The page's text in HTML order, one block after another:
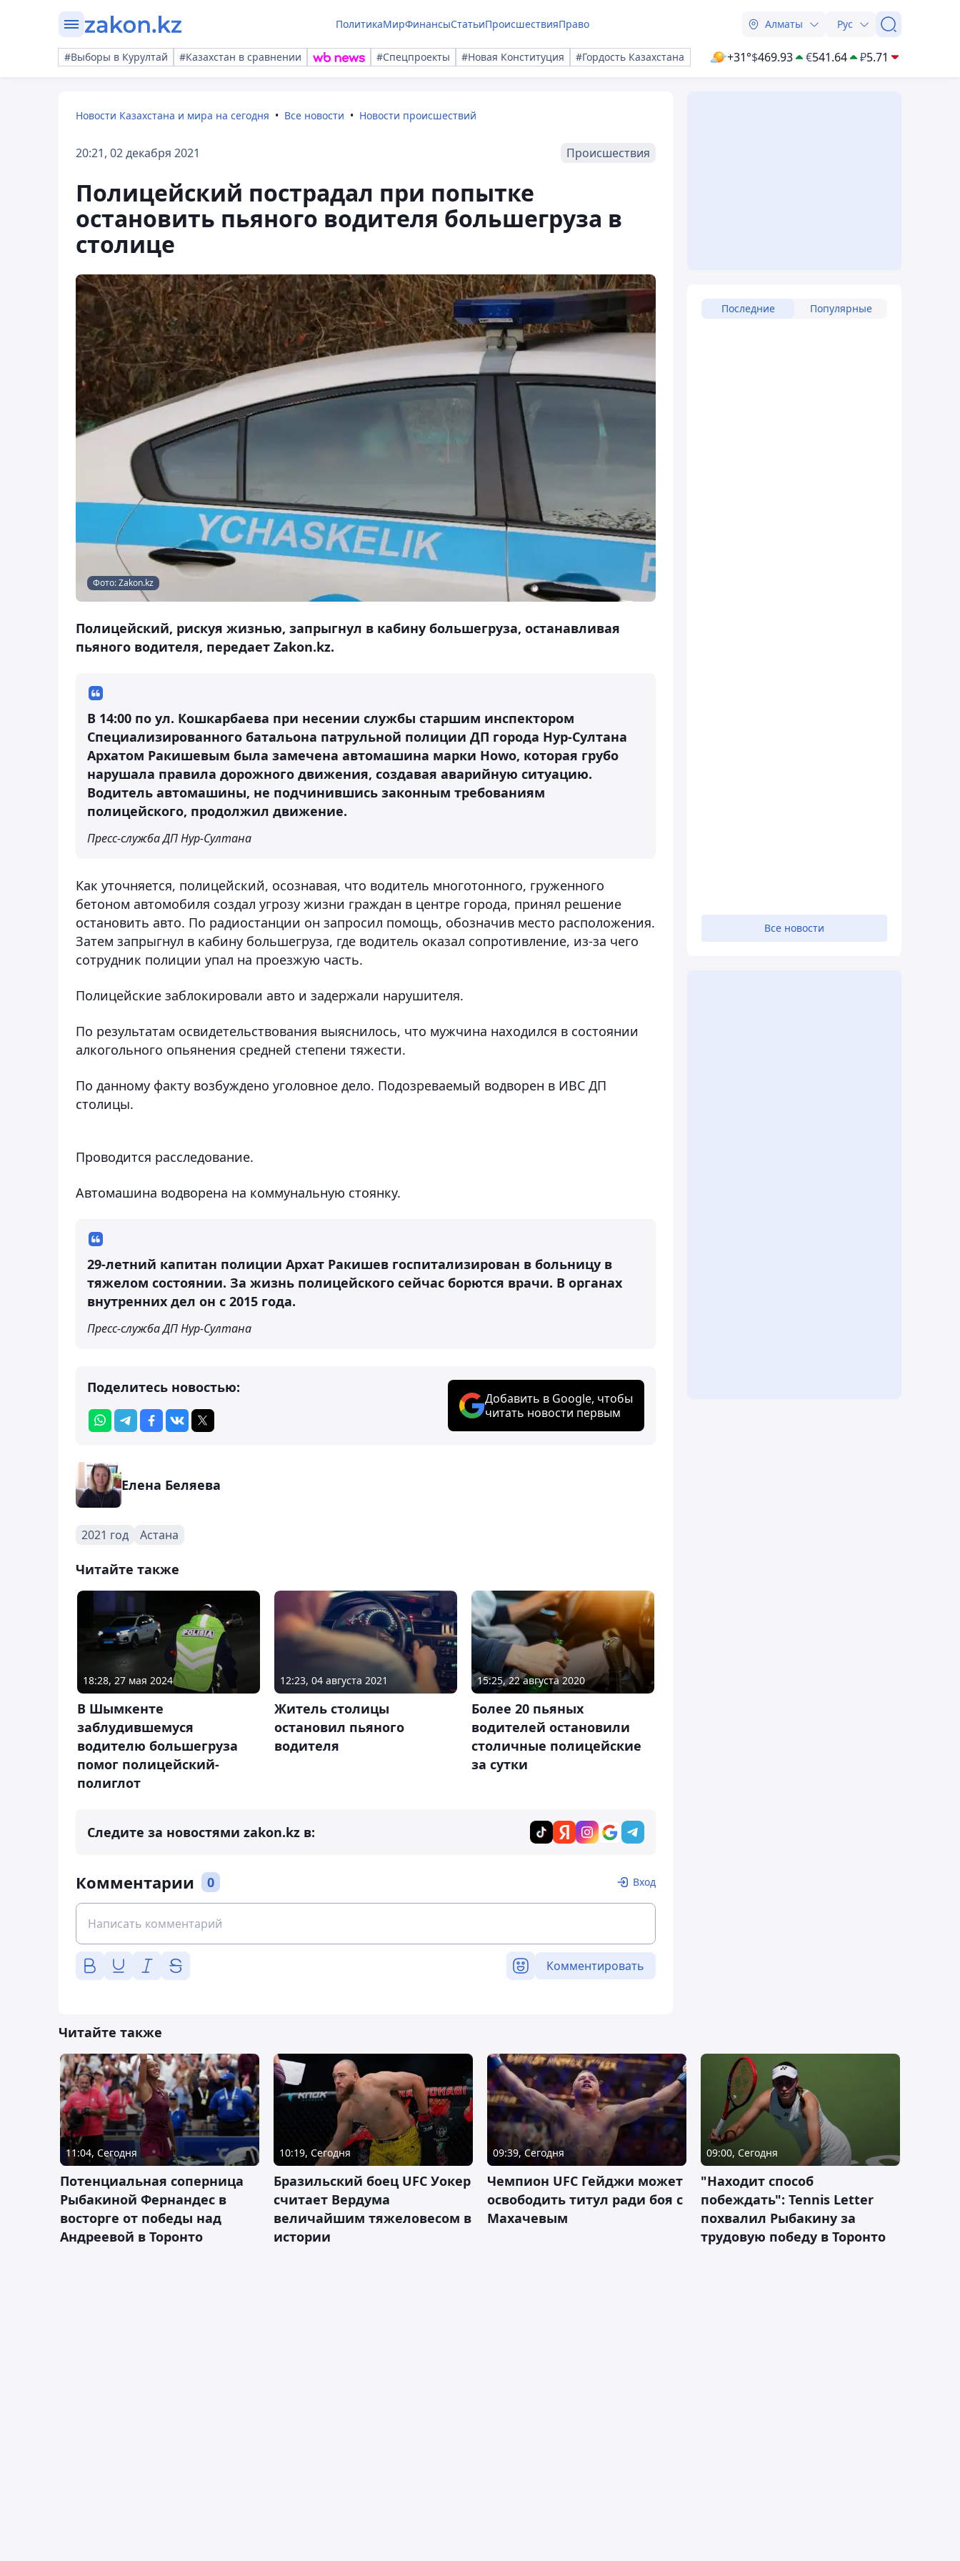
ПолитикаМирФинансыСтатьиПроисшествияПраво Алматы Рус
#Выборы в Курултай #Казахстан в сравнении #Спецпроекты #Новая Конституция #Гордость Казахстана +31°$469.93 €541.64 ₽5.71
Новости Казахстана и мира на сегодня Все новости Новости происшествий
20:21, 02 декабря 2021 Происшествия
Полицейский пострадал при попытке
остановить пьяного водителя большегруза в
столице
Фото: Zakon.kz
Полицейский, рискуя жизнью, запрыгнул в кабину большегруза, останавливая
пьяного водителя, передает Zakon.kz.
В 14:00 по ул. Кошкарбаева при несении службы старшим инспектором
Специализированного батальона патрульной полиции ДП города Нур-Султана
Архатом Ракишевым была замечена автомашина марки Howo, которая грубо
нарушала правила дорожного движения, создавая аварийную ситуацию.
Водитель автомашины, не подчинившись законным требованиям
полицейского, продолжил движение.
Пресс-служба ДП Нур-Султана
Как уточняется, полицейский, осознавая, что водитель многотонного, груженного
бетоном автомобиля создал угрозу жизни граждан в центре города, принял решение
остановить авто. По радиостанции он запросил помощь, обозначив место расположения.
Затем запрыгнул в кабину большегруза, где водитель оказал сопротивление, из-за чего
сотрудник полиции упал на проезжую часть.
Полицейские заблокировали авто и задержали нарушителя.
По результатам освидетельствования выяснилось, что мужчина находился в состоянии
алкогольного опьянения средней степени тяжести.
По данному факту возбуждено уголовное дело. Подозреваемый водворен в ИВС ДП
столицы.
Проводится расследование.
Автомашина водворена на коммунальную стоянку.
29-летний капитан полиции Архат Ракишев госпитализирован в больницу в
тяжелом состоянии. За жизнь полицейского сейчас борются врачи. В органах
внутренних дел он с 2015 года.
Пресс-служба ДП Нур-Султана
Поделитесь новостью:
Добавить в Google, чтобы
читать новости первым
Елена Беляева
2021 год Астана
Читайте также
18:28, 27 мая 2024
В Шымкенте
заблудившемуся
водителю большегруза
помог полицейский-
полиглот
12:23, 04 августа 2021
Житель столицы
остановил пьяного
водителя
15:25, 22 августа 2020
Более 20 пьяных
водителей остановили
столичные полицейские
за сутки
Следите за новостями zakon.kz в:
Комментарии 0 Вход
Комментировать
Последние Популярные
Все новости
Читайте также
11:04, Сегодня
Потенциальная соперница
Рыбакиной Фернандес в
восторге от победы над
Андреевой в Торонто
10:19, Сегодня
Бразильский боец UFC Уокер
считает Вердума
величайшим тяжеловесом в
истории
09:39, Сегодня
Чемпион UFC Гейджи может
освободить титул ради боя с
Махачевым
09:00, Сегодня
"Находит способ
побеждать": Tennis Letter
похвалил Рыбакину за
трудовую победу в Торонто